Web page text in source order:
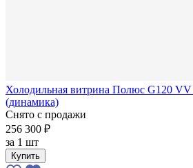
Холодильная витрина Полюс G120
(динамика)
Снято с продажи
256 300 ₽
за 1 шт
Купить